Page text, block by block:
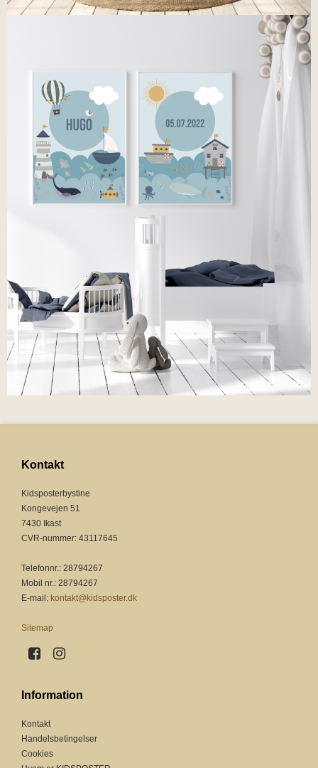
Kontakt
Kidsposterbystine
Kongevejen 51
7430 Ikast
CVR-nummer: 43117645
Telefonnr. : 28794267
Mobil nr. : 28794267
E-mail: kontakt@kidsposter.dk
Sitemap
Information
Kontakt
Handelsbetingelser
Cookies